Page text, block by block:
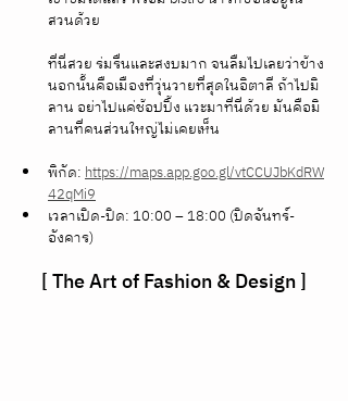
สวนด้วย
ที่นี่สวย ร่มรื่นและสงบมาก จนลืมไปเลยว่าข้าง
นอกนั้นคือเมืองที่วุ่นวายที่สุดในอิตาลี ถ้าไปมิ
ลาน อย่าไปแค่ช้อปปิ้ง แวะมาที่นี่ด้วย มันคือมิ
ลานที่คนส่วนใหญ่ไม่เคยเห็น
พิกัด: https://maps.app.goo.gl/vtCCUJbKdRW
42qMi9
เวลาเปิด-ปิด: 10:00 – 18:00 (ปิดจันทร์-
อังคาร)
[ The Art of Fashion & Design ]